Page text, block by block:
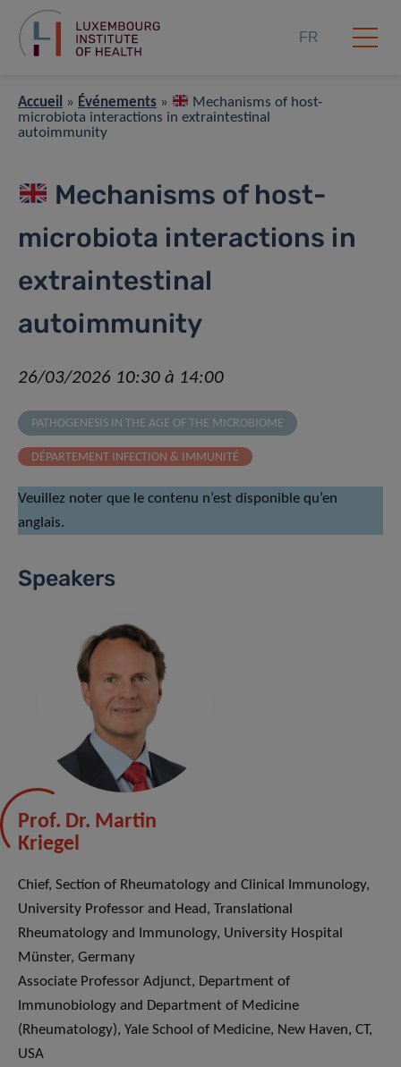
FR
Accueil » Événements »
Mechanisms of host-
microbiota interactions in extraintestinal
autoimmunity
Mechanisms of host-
microbiota interactions in
extraintestinal
autoimmunity
26/03/2026 10:30 à 14:00
PATHOGENESIS IN THE AGE OF THE MICROBIOME
DÉPARTEMENT INFECTION & IMMUNITÉ
Veuillez noter que le contenu n’est disponible qu’en
anglais.
Speakers
Prof. Dr. Martin
Kriegel
Chief, Section of Rheumatology and Clinical Immunology,
University Professor and Head, Translational
Rheumatology and Immunology, University Hospital
Münster, Germany
Associate Professor Adjunct, Department of
Immunobiology and Department of Medicine
(Rheumatology), Yale School of Medicine, New Haven, CT,
USA